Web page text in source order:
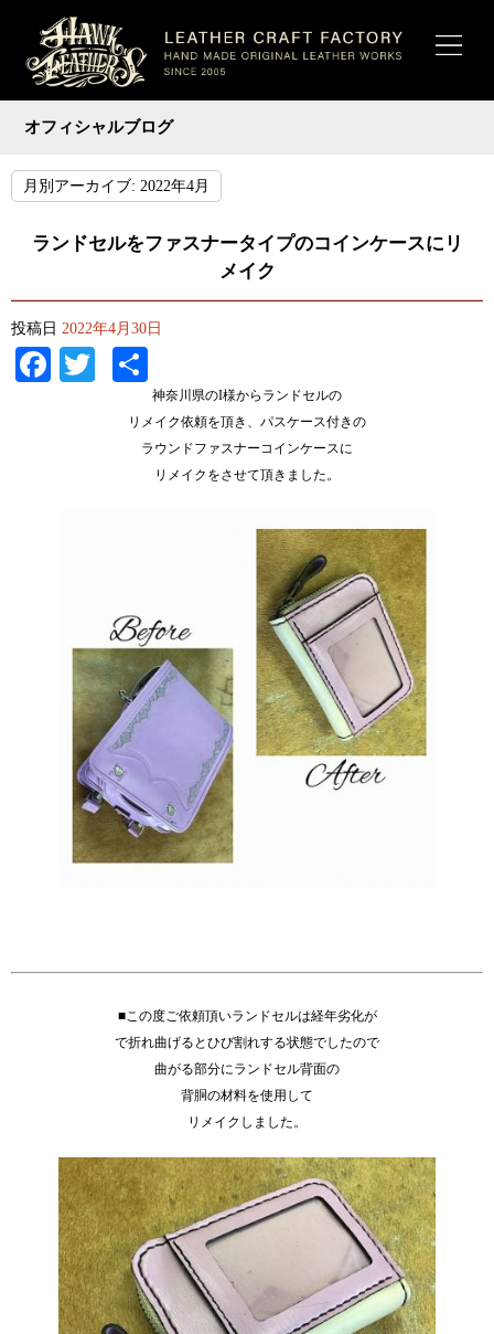
オフィシャルブログ
月別アーカイブ: 2022年4月
ランドセルをファスナータイプのコインケースにリ
メイク
投稿日 2022年4月30日
Facebook
Twitter
有
神奈川県のI様からランドセルの
リメイク依頼を頂き、パスケース付きの
ラウンドファスナーコインケースに
リメイクをさせて頂きました。
■この度ご依頼頂いランドセルは経年劣化が
で折れ曲げるとひび割れする状態でしたので
曲がる部分にランドセル背面の
背胴の材料を使用して
リメイクしました。